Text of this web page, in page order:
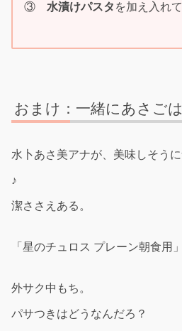
③ 水漬けパスタ を加え入れて
おまけ：一緒にあさご
水卜あさ美アナが、美味しそう
♪
潔ささえある。
「星のチュロス プレーン朝食用」
外サク中もち。
パサつきはどうなんだろ？